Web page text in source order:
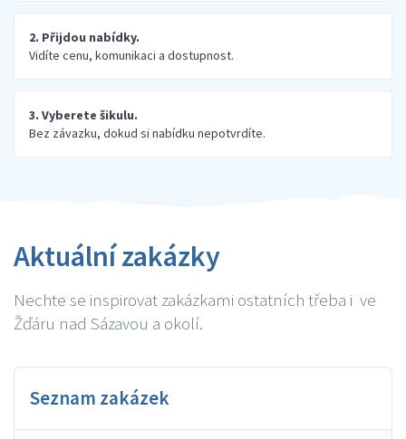
2. Přijdou nabídky.
Vidíte cenu, komunikaci a dostupnost.
3. Vyberete šikulu.
Bez závazku, dokud si nabídku nepotvrdíte.
Aktuální zakázky
Nechte se inspirovat zakázkami ostatních třeba i ve
Žďáru nad Sázavou a okolí.
Seznam zakázek